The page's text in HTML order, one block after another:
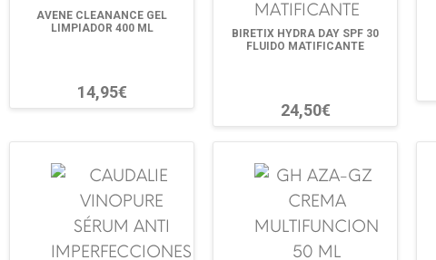
AVENE CLEANANCE GEL
LIMPIADOR 400 ML
14,95€
BIRETIX HYDRA DAY SPF 30
FLUIDO MATIFICANTE
24,50€